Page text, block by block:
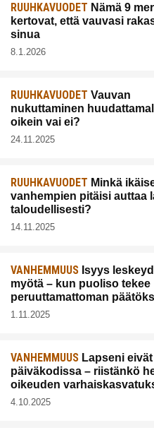
RUUHKAVUODET Nämä 9
kertovat, että vauvasi
sinua
8.1.2026
RUUHKAVUODET Vauvan
nukuttaminen
oikein vai ei?
24.11.2025
RUUHKAVUODET Minkä
vanhempien pitäisi auttaa
taloudellisesti?
14.11.2025
VANHEMMUUS Isyys
myötä – kun puoliso tekee
peruuttamattoman
1.11.2025
VANHEMMUUS Lapseni
päiväkodissa – riistänkö
oikeuden
4.10.2025